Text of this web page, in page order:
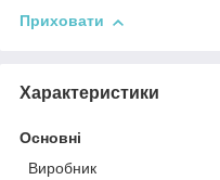
Приховати
Характеристики
Основні
Виробник